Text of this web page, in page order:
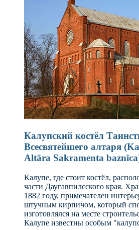
Калупский костёл
Всесвятейшего алтаря
Altāra Sakramenta
Калупе, где стоит костёл,
части Даугавпилсского края.
1882 году, примечателен
штучным кирпичом, который
изготовлялся на месте
Калупе известны особым